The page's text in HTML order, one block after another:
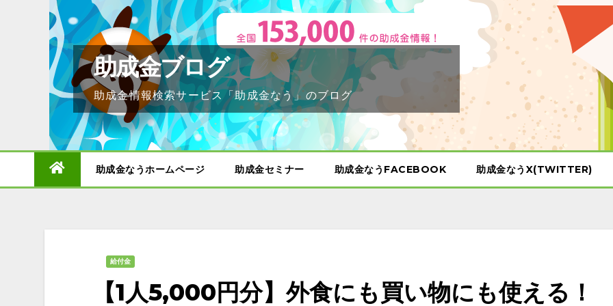
助成金ブログ
助成金情報検索サービス「助成金なう」のブログ
助成金なうホームページ 助成金セミナー 助成金なうFACEBOOK 助成金なうX(TWITTER)
給付金
【1人5,000円分】外食にも買い物にも使える！